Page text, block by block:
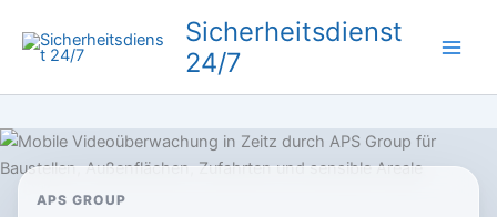
Inhalt
springen
Sicherheitsdienst
24/7
APS GROUP